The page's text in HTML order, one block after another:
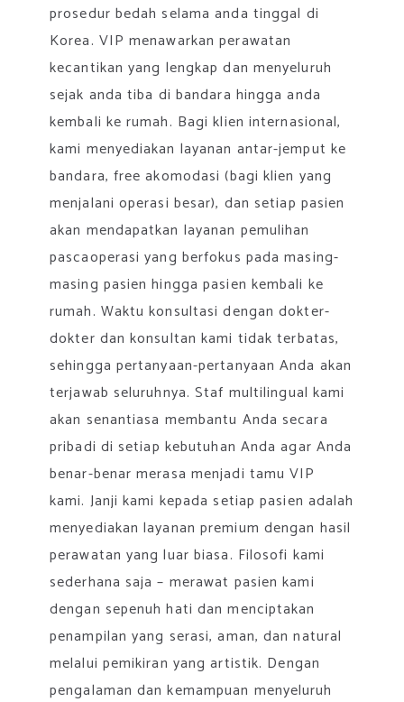
prosedur bedah selama anda tinggal di
Korea. VIP menawarkan perawatan
kecantikan yang lengkap dan menyeluruh
sejak anda tiba di bandara hingga anda
kembali ke rumah. Bagi klien internasional,
kami menyediakan layanan antar-jemput ke
bandara, free akomodasi (bagi klien yang
menjalani operasi besar), dan setiap pasien
akan mendapatkan layanan pemulihan
pascaoperasi yang berfokus pada masing-
masing pasien hingga pasien kembali ke
rumah. Waktu konsultasi dengan dokter-
dokter dan konsultan kami tidak terbatas,
sehingga pertanyaan-pertanyaan Anda akan
terjawab seluruhnya. Staf multilingual kami
akan senantiasa membantu Anda secara
pribadi di setiap kebutuhan Anda agar Anda
benar-benar merasa menjadi tamu VIP
kami. Janji kami kepada setiap pasien adalah
menyediakan layanan premium dengan hasil
perawatan yang luar biasa. Filosofi kami
sederhana saja – merawat pasien kami
dengan sepenuh hati dan menciptakan
penampilan yang serasi, aman, dan natural
melalui pemikiran yang artistik. Dengan
pengalaman dan kemampuan menyeluruh